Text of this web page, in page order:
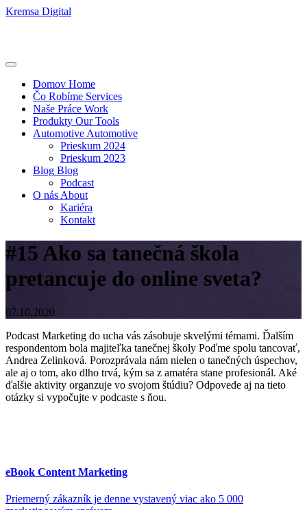
Kremsa Digital
Domov Home
Čo Robíme Services
Naše Práce Work
Produkty Our Tools
Automotive Automotive
Prieskum 2024
Prieskum 2023
Blog Blog
Podcast
O nás About
Kariéra
Kontakt
#15 Ako sa tanečná škola
pretancuje do online sveta?
07.10.2020
Podcast Marketing do ucha vás zásobuje skvelými témami. Ďalším
respondentom bola majiteľka tanečnej školy Poďme spolu tancovať,
Andrea Zelinková. Porozprávala nám nielen o tanečných úspechov,
ale aj o tom, ako dlho trvá, kým sa z amatéra stane profesionál. Aké
ďalšie aktivity organzuje vo svojom štúdiu? Odpovede aj na tieto
otázky si vypočujte v podcaste s ňou.
eBook Content Marketing
Priemerný zákazník je denne vystavený viac ako 5 000